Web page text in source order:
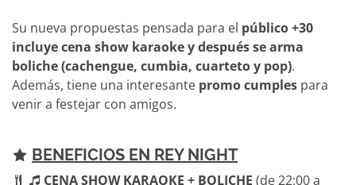
Su nueva propuestas pensada para el público +30
incluye cena show karaoke y después se arma
boliche (cachengue, cumbia, cuarteto y pop).
Además, tiene una interesante promo cumples para
venir a festejar con amigos.
BENEFICIOS EN REY NIGHT
CENA SHOW KARAOKE + BOLICHE (de 22:00 a